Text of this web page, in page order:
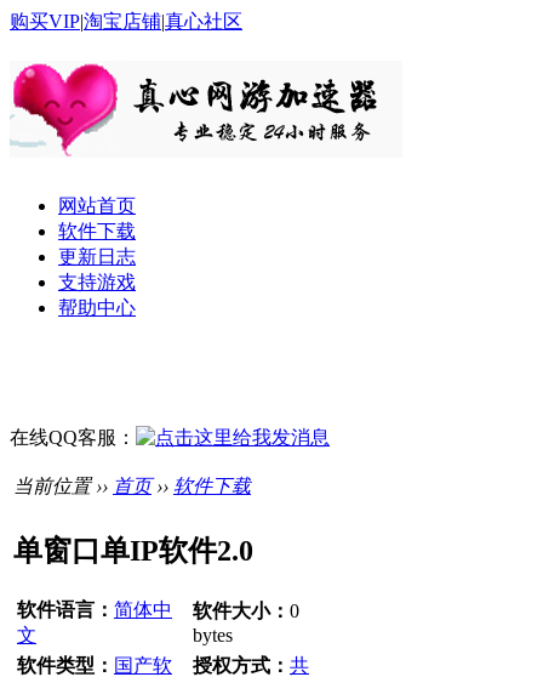
购买VIP|淘宝店铺|真心社区
网站首页
软件下载
更新日志
支持游戏
帮助中心
在线QQ客服：
当前位置 ›› 首页›› 软件下载
单窗口单IP软件2.0
软件语言： 简体中
文
软件大小： 0
bytes
软件类型： 国产软
授权方式： 共